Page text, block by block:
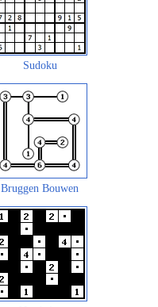
Sudoku
Bruggen Bouwen